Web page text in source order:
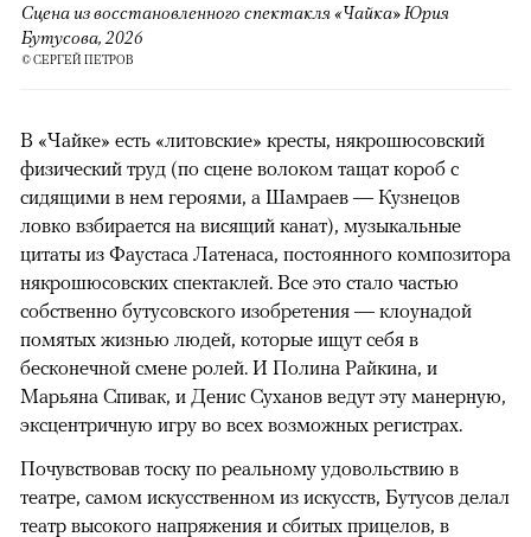
Сцена из восстановленного спектакля «Чайка» Юрия
Бутусова, 2026
© СЕРГЕЙ ПЕТРОВ
В «Чайке» есть «литовские» кресты, някрошюсовский
физический труд (по сцене волоком тащат короб с
сидящими в нем героями, а Шамраев — Кузнецов
ловко взбирается на висящий канат), музыкальные
цитаты из Фаустаса Латенаса, постоянного композитора
някрошюсовских спектаклей. Все это стало частью
собственно бутусовского изобретения — клоунадой
помятых жизнью людей, которые ищут себя в
бесконечной смене ролей. И Полина Райкина, и
Марьяна Спивак, и Денис Суханов ведут эту манерную,
эксцентричную игру во всех возможных регистрах.
Почувствовав тоску по реальному удовольствию в
театре, самом искусственном из искусств, Бутусов делал
театр высокого напряжения и сбитых прицелов, в